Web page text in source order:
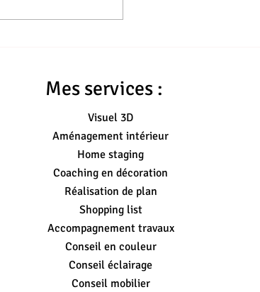
Mes services :
Visuel 3D
Aménagement intérieur
Home staging
Coaching en décoration
Réalisation de plan
Shopping list
Accompagnement travaux
Conseil en couleur
Conseil éclairage
Conseil mobilier